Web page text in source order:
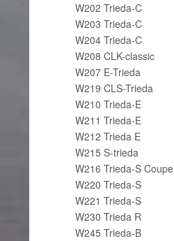
W202 Trieda-C
W203 Trieda-C
W204 Trieda-C
W208 CLK-classic
W207 E-Trieda
W219 CLS-Trieda
W210 Trieda-E
W211 Trieda-E
W212 Trieda E
W215 S-trieda
W216 Trieda-S Coupe
W220 Trieda-S
W221 Trieda-S
W230 Trieda R
W245 Trieda-B